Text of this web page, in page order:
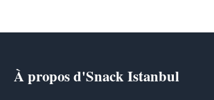
À propos d'Snack Istanbul